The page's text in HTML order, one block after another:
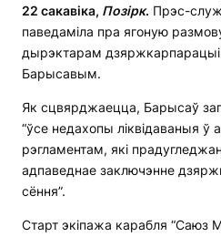
22 сакавіка, Позірк. Прэс-
паведаміла пра ягоную
дырэктарам
Барысавым.
Як сцвярджаецца, Барысаў
“ўсе недахопы ліквідаваныя ў
рэгламентам, які
адпаведнае заключэнне
сёння”.
Старт экіпажа карабля “Саюз